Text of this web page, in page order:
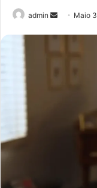
admin
Send Maio